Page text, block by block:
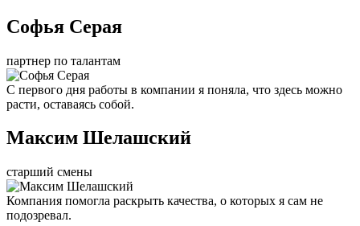
Софья Серая
партнер по талантам
С первого дня работы в компании я поняла, что здесь можно
расти, оставаясь собой.
Максим Шелашский
старший смены
Компания помогла раскрыть качества, о которых я сам не
подозревал.